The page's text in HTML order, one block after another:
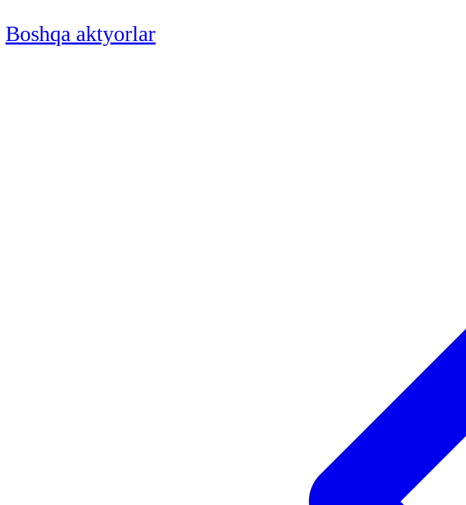
Boshqa aktyorlar